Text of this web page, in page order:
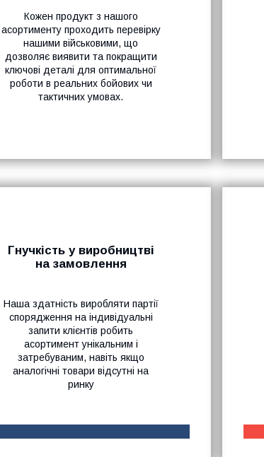
Кожен продукт з нашого
асортименту проходить перевірку
нашими військовими, що
дозволяє виявити та покращити
ключові деталі для оптимальної
роботи в реальних бойових чи
тактичних умовах.
Гнучкість у виробництві
на замовлення
Наша здатність виробляти партії
спорядження на індивідуальні
запити клієнтів робить
асортимент унікальним і
затребуваним, навіть якщо
аналогічні товари відсутні на
ринку